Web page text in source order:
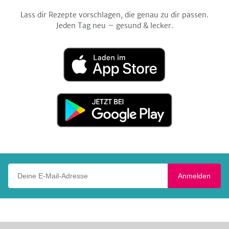
Lass dir Rezepte vorschlagen, die genau zu dir passen.
Jeden Tag neu – gesund & lecker.
Laden
im
App
Jetzt
Google
Anmelden